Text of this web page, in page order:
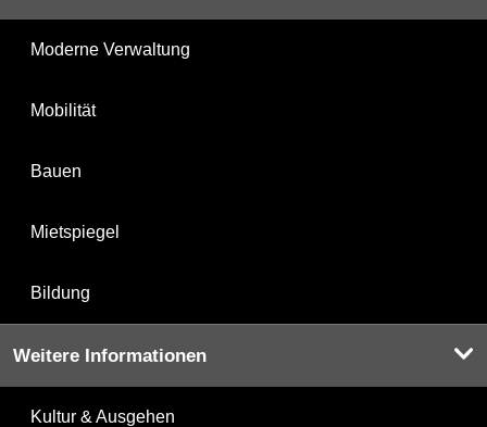
Moderne Verwaltung
Mobilität
Bauen
Mietspiegel
Bildung
Weitere Informationen
Kultur & Ausgehen